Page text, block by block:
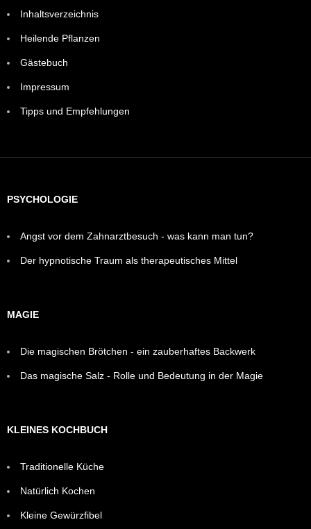
Inhaltsverzeichnis
Heilende Pflanzen
Gästebuch
Impressum
Tipps und Empfehlungen
PSYCHOLOGIE
Angst vor dem Zahnarztbesuch - was kann man tun?
Der hypnotische Traum als therapeutisches Mittel
MAGIE
Die magischen Brötchen - ein zauberhaftes Backwerk
Das magische Salz - Rolle und Bedeutung in der Magie
KLEINES KOCHBUCH
Traditionelle Küche
Natürlich Kochen
Kleine Gewürzfibel